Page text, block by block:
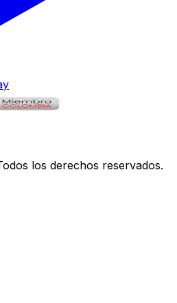
los derechos reservados.